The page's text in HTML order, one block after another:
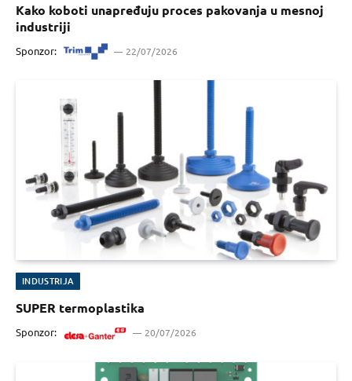
Kako koboti unapređuju proces pakovanja u mesnoj
industriji
Sponzor: 22/07/2026
INDUSTRIJA
SUPER termoplastika
Sponzor: 20/07/2026